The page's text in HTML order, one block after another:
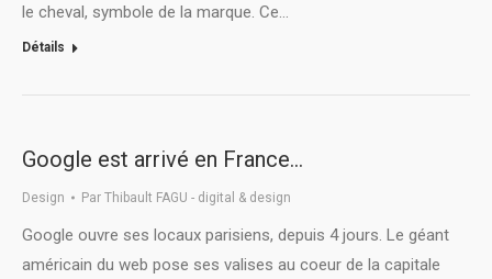
le cheval, symbole de la marque. Ce…
Détails
Google est arrivé en France…
Design Par Thibault FAGU - digital & design
Google ouvre ses locaux parisiens, depuis 4 jours. Le géant
américain du web pose ses valises au coeur de la capitale